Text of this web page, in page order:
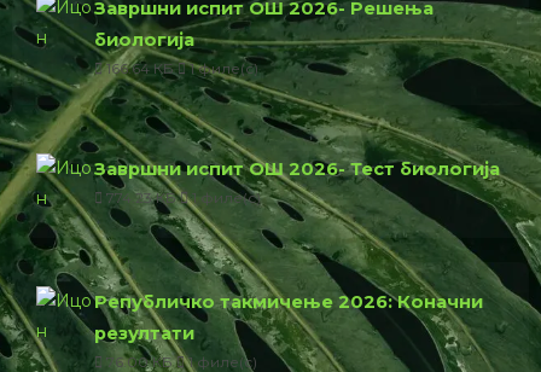
Завршни испит ОШ 2026- Решења
биологија
166.64 КБ 1 филе(с)
Завршни испит ОШ 2026- Тест биологија
774.23 КБ 1 филе(с)
Републичко такмичење 2026: Коначни
резултати
76.00 КБ 1 филе(с)